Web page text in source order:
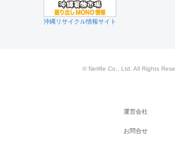
沖縄リサイクル情報サイト
© Netlife Co., Ltd. All Rights
運営会社
お問合せ